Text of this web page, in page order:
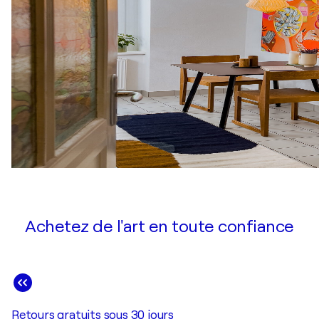
Achetez de l'art en toute confiance
Retours gratuits sous 30 jours